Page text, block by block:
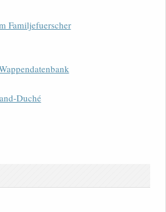
Familjefuerscher
Duché